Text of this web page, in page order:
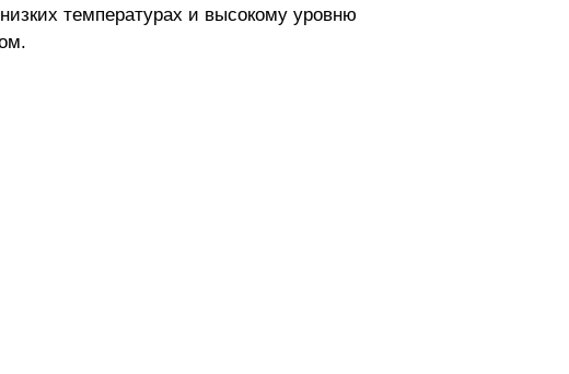
температурах и высокому уровню